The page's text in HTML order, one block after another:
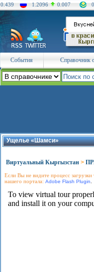
0.439 1.2096 0.007
События Справочник
Ущелье «Шамси»
Виртуальный Кыргызстан >
Если Вы не видите процесс
нашего портала: Adobe Flash Plugin